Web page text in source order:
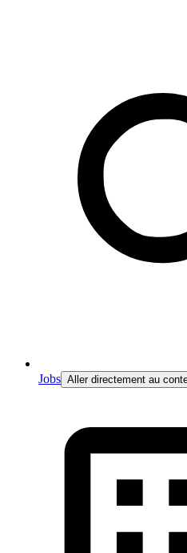
Jobs Aller directement au